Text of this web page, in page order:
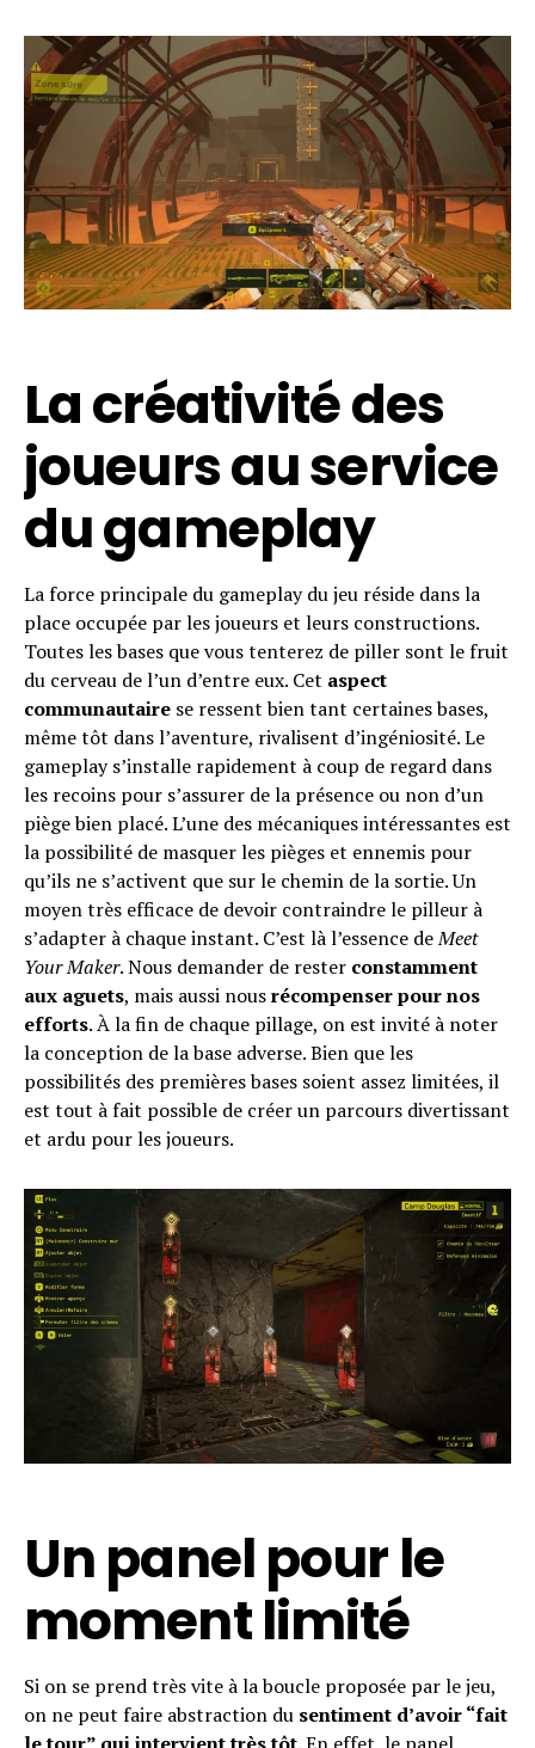
La créativité des
joueurs au service
du gameplay
La force principale du gameplay du jeu réside dans la
place occupée par les joueurs et leurs constructions.
Toutes les bases que vous tenterez de piller sont le fruit
du cerveau de l’un d’entre eux. Cet aspect
communautaire se ressent bien tant certaines bases,
même tôt dans l’aventure, rivalisent d’ingéniosité. Le
gameplay s’installe rapidement à coup de regard dans
les recoins pour s’assurer de la présence ou non d’un
piège bien placé. L’une des mécaniques intéressantes est
la possibilité de masquer les pièges et ennemis pour
qu’ils ne s’activent que sur le chemin de la sortie. Un
moyen très efficace de devoir contraindre le pilleur à
s’adapter à chaque instant. C’est là l’essence deMeet
Your Maker. Nous demander de rester constamment
aux aguets, mais aussi nousrécompenser pour nos
efforts. À la fin de chaque pillage, on est invité à noter
la conception de la base adverse. Bien que les
possibilités des premières bases soient assez limitées, il
est tout à fait possible de créer un parcours divertissant
et ardu pour les joueurs.
Un panel pour le
moment limité
Si on se prend très vite à la boucle proposée par le jeu,
on ne peut faire abstraction du sentiment d’avoir “fait
Flipboard
Reddit
Pinterest
Whatsapp
Email